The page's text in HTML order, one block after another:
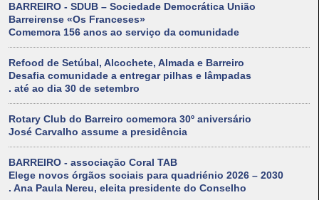
BARREIRO - SDUB – Sociedade Democrática União
Barreirense «Os Franceses»
Comemora 156 anos ao serviço da comunidade
Refood de Setúbal, Alcochete, Almada e Barreiro
Desafia comunidade a entregar pilhas e lâmpadas
. até ao dia 30 de setembro
Rotary Club do Barreiro comemora 30º aniversário
José Carvalho assume a presidência
BARREIRO - associação Coral TAB
Elege novos órgãos sociais para quadriénio 2026 – 2030
. Ana Paula Nereu, eleita presidente do Conselho